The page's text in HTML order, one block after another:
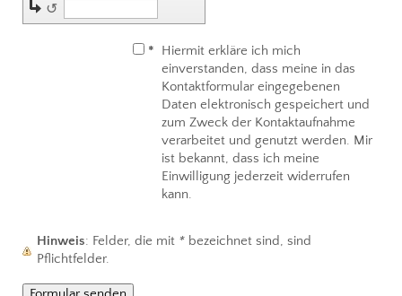
↺
* Hiermit erkläre ich mich
einverstanden, dass meine in das
Kontaktformular eingegebenen
Daten elektronisch gespeichert und
zum Zweck der Kontaktaufnahme
verarbeitet und genutzt werden. Mir
ist bekannt, dass ich meine
Einwilligung jederzeit widerrufen
kann.
Hinweis : Felder, die mit * bezeichnet sind, sind
Pflichtfelder.